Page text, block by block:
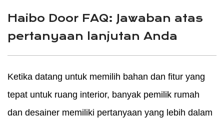
Haibo Door FAQ: Jawaban atas
pertanyaan lanjutan Anda
Ketika datang untuk memilih bahan dan fitur yang
tepat untuk ruang interior, banyak pemilik rumah
dan desainer memiliki pertanyaan yang lebih dalam